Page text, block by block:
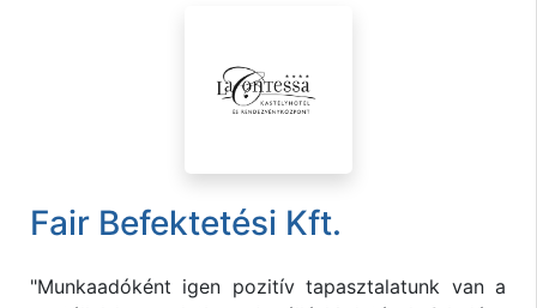
Fair Befektetési Kft.
"Munkaadóként igen pozitív tapasztalatunk van a